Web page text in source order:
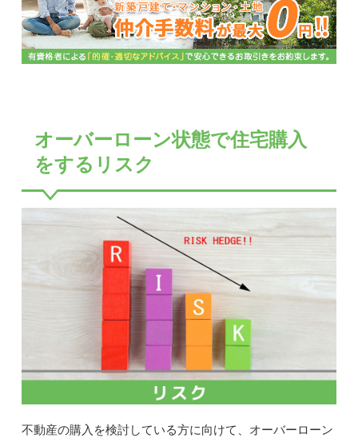
オーバーローン状態で住宅購入
をするリスク
不動産の購入を検討している方に向けて、オーバーローン